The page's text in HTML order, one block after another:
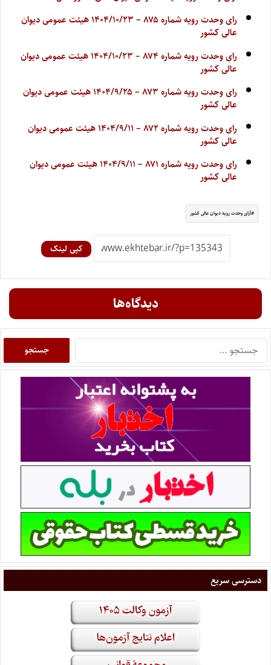
رای وحدت رویه شماره ۸۷۵ – ۱۴۰۴/۱۰/۲۳ هیئت عمومی دیوان
عالی کشور
رای وحدت رویه شماره ۸۷۴ – ۱۴۰۴/۱۰/۲۳ هیئت عمومی دیوان
عالی کشور
رای وحدت رویه شماره ۸۷۳ – ۱۴۰۴/۹/۲۵ هیئت عمومی دیوان
عالی کشور
رای وحدت رویه شماره ۸۷۲ – ۱۴۰۴/۹/۱۱ هیئت عمومی دیوان
عالی کشور
رای وحدت رویه شماره ۸۷۱ – ۱۴۰۴/۹/۱۱ هیئت عمومی دیوان
عالی کشور
آرای وحدت رویه دیوان عالی کشور
کپی لینک
دیدگاه‌ها
دسترسی سریع